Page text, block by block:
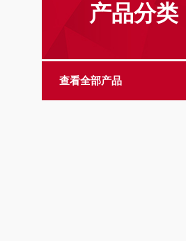
产品分类
查看全部产品